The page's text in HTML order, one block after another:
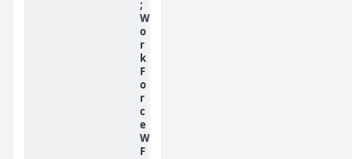
;
W
o
r
k
F
o
r
c
e
W
F